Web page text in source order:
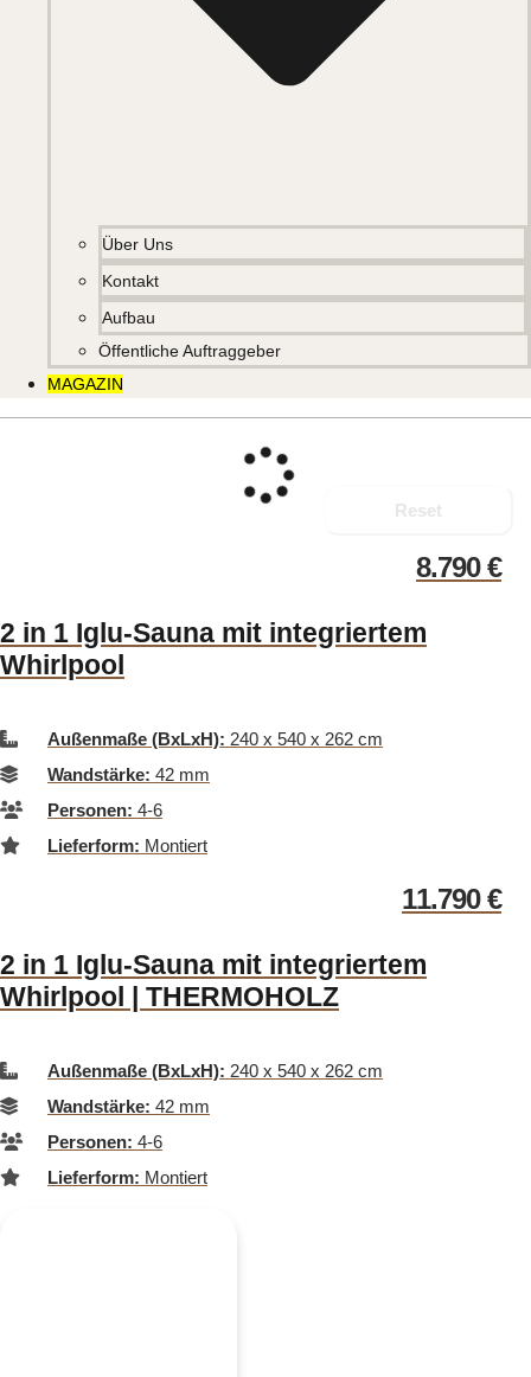
Über Uns
Kontakt
Aufbau
Öffentliche Auftraggeber
MAGAZIN
Reset
8.790€
2 in 1 Iglu-Sauna mit integriertem
Whirlpool
Außenmaße (BxLxH): 240 x 540 x 262 cm
Wandstärke: 42 mm
Personen: 4-6
Lieferform: Montiert
11.790€
2 in 1 Iglu-Sauna mit integriertem
Whirlpool | THERMOHOLZ
Außenmaße (BxLxH): 240 x 540 x 262 cm
Wandstärke: 42 mm
Personen: 4-6
Lieferform: Montiert